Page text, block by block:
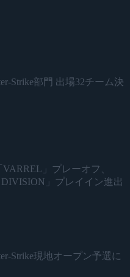
Strike部門 出場32チーム決
VARREL」プレーオフ、
DIVISION」プレイイン進出
Strike現地オープン予選に